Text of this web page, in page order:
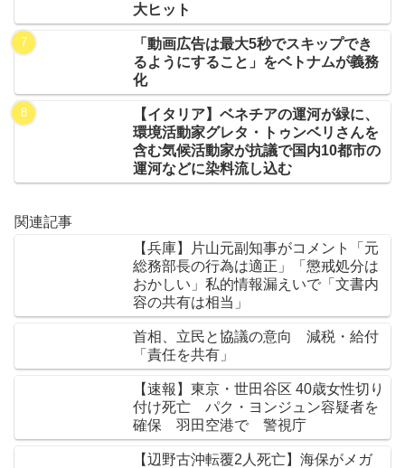
大ヒット
「動画広告は最大5秒でスキップでき
るようにすること」をベトナムが義務
化
【イタリア】ベネチアの運河が緑に、
環境活動家グレタ・トゥンベリさんを
含む気候活動家が抗議で国内10都市の
運河などに染料流し込む
関連記事
【兵庫】片山元副知事がコメント「元
総務部長の行為は適正」「懲戒処分は
おかしい」私的情報漏えいで「文書内
容の共有は相当」
首相、立民と協議の意向 減税・給付
「責任を共有」
【速報】東京・世田谷区 40歳女性切り
付け死亡 パク・ヨンジュン容疑者を
確保 羽田空港で 警視庁
【辺野古沖転覆2人死亡】海保がメガ